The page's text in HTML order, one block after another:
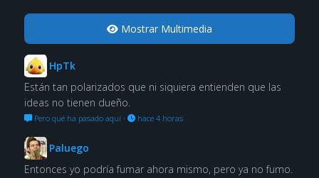
Mostrar Multimedia
HpTk
Están tan polarizados que ni siquiera entienden que las
ideas no tienen dueño.
Pero qué ha pasado aquí· hace 4 horas
Paluego
Entonces yo podría fumar ahora mismo, pero ya no fumo.